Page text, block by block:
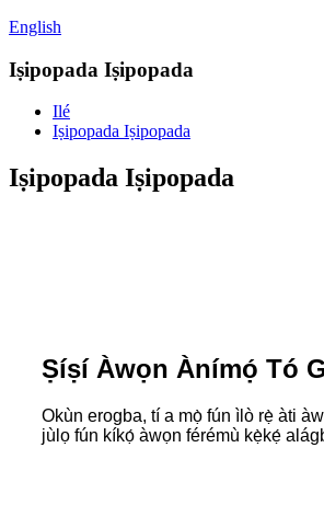
English
Iṣipopada Iṣipopada
Ilé
Iṣipopada Iṣipopada
Iṣipopada Iṣipopada
Ṣíṣí Àwọn Ànímọ́ Tó
Okùn erogba, tí a mọ̀ fún ìlò rẹ̀ àti
jùlọ fún kíkọ́ àwọn férémù kẹ̀kẹ́